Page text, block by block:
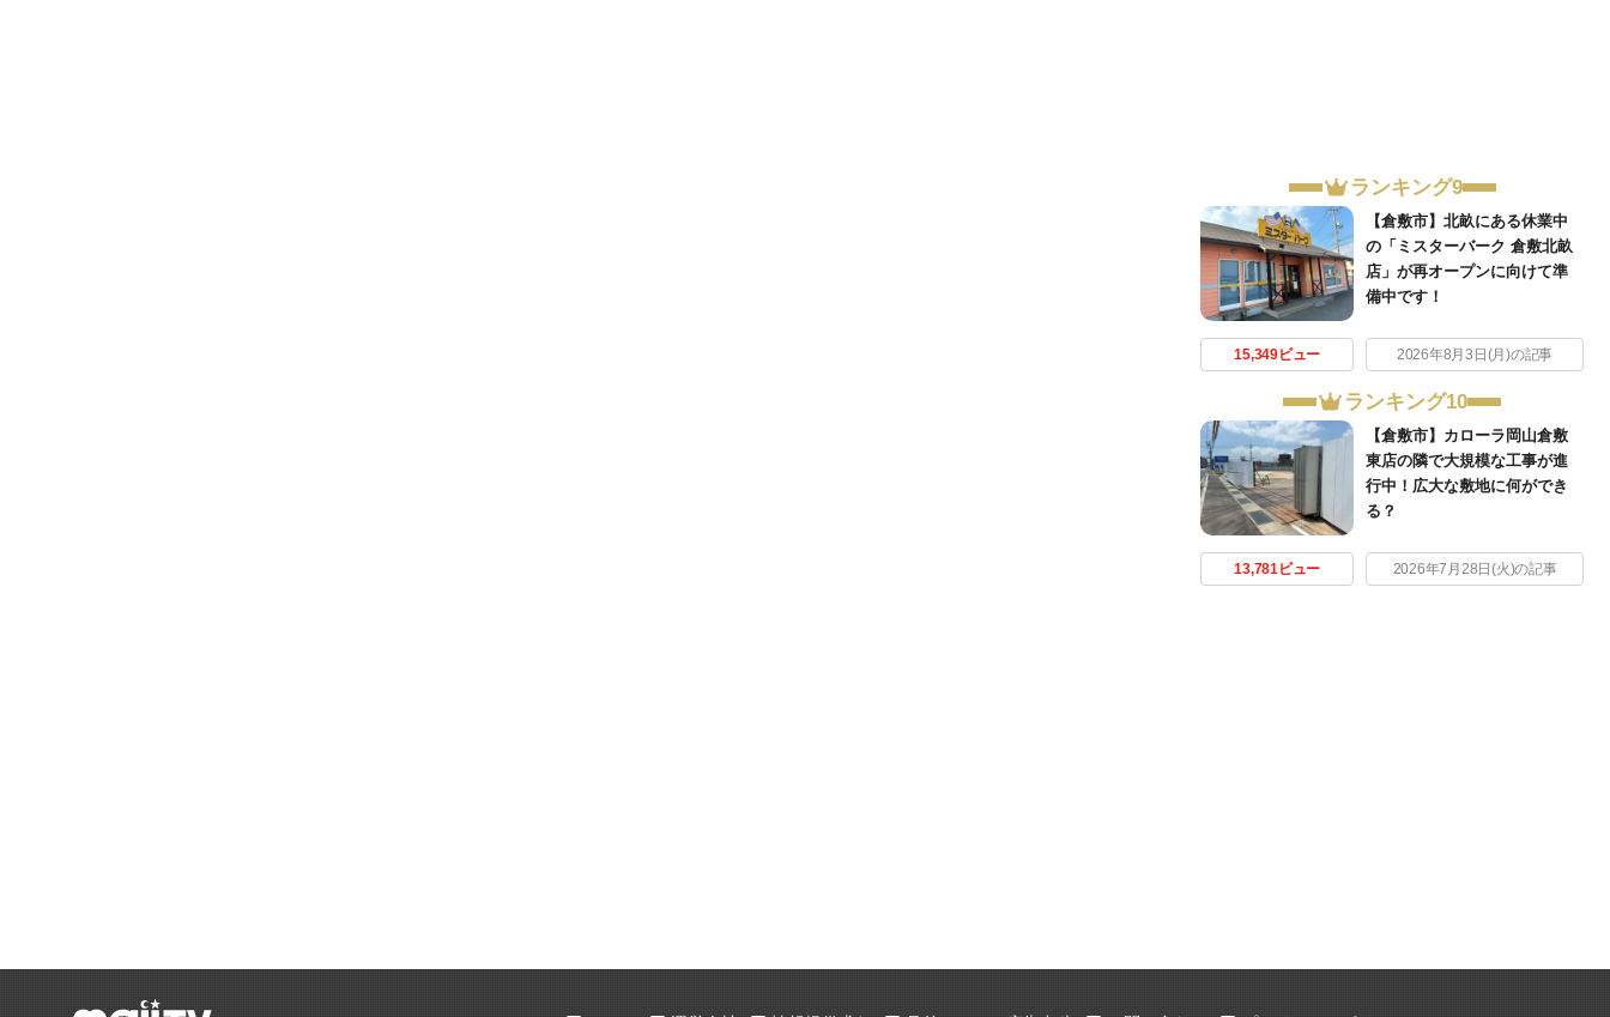
ランキング9
【倉敷市】北畝にある休業中
の「ミスターバーク 倉敷北畝
店」が再オープンに向けて準
備中です！
15,349ビュー 2026年8月3日(月)の記事
ランキング10
【倉敷市】カローラ岡山倉敷
東店の隣で大規模な工事が進
行中！広大な敷地に何ができ
る？
13,781ビュー 2026年7月28日(火)の記事